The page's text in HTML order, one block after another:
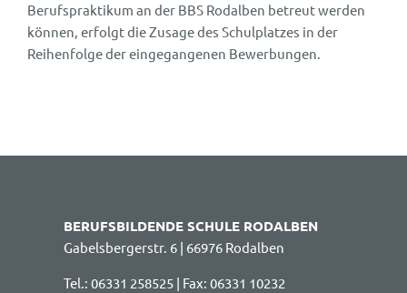
Berufspraktikum an der BBS Rodalben betreut werden
können, erfolgt die Zusage des Schulplatzes in der
Reihenfolge der eingegangenen Bewerbungen.
BERUFSBILDENDE SCHULE RODALBEN
Gabelsbergerstr. 6 | 66976 Rodalben
Tel.: 06331 258525 | Fax: 06331 10232